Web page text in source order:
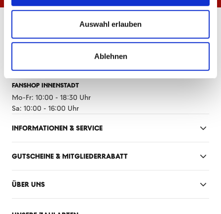
Auswahl erlauben
Ablehnen
FANSHOP MEWA ARENA
FANSHOP INNENSTADT
Mo-Fr: 10:00 - 18:30 Uhr
Sa: 10:00 - 16:00 Uhr
INFORMATIONEN & SERVICE
GUTSCHEINE & MITGLIEDERRABATT
ÜBER UNS